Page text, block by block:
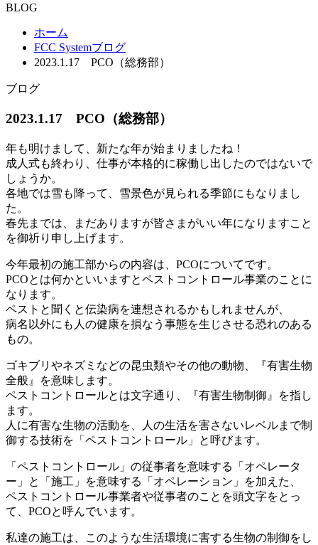
BLOG
ホーム
FCC Systemブログ
2023.1.17 PCO（総務部）
ブログ
2023.1.17 PCO（総務部）
年も明けまして、新たな年が始まりましたね！
成人式も終わり、仕事が本格的に稼働し出したのではないで
しょうか。
各地では雪も降って、雪景色が見られる季節にもなりまし
た。
春先までは、まだありますが皆さまがいい年になりますこと
を御祈り申し上げます。
今年最初の施工部からの内容は、PCOについてです。
PCOとは何かといいますとペストコントロール事業のことに
なります。
ペストと聞くと伝染病を連想されるかもしれませんが、
病名以外にも人の健康を損なう事態を生じさせる恐れのある
もの。
ゴキブリやネズミなどの昆虫類やその他の動物、『有害生物
全般』を意味します。
ペストコントロールとは文字通り、『有害生物制御』を指し
ます。
人に有害な生物の活動を、人の生活を害さないレベルまで制
御する技術を「ペストコントロール」と呼びます。
「ペストコントロール」の従事者を意味する「オペレータ
ー」と「施工」を意味する「オペレーション」を加えた、
ペストコントロール事業者や従事者のことを頭文字をとっ
て、PCOと呼んでいます。
私達の施工は、このような生活環境に害する生物の制御をし